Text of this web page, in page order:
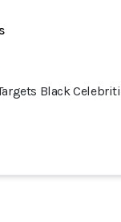
Black